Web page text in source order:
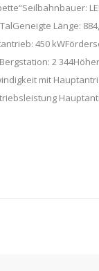
Länge:
450
2
mit